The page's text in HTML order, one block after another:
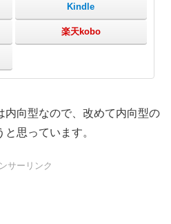
Kindle
楽天kobo
内向型なので、改めて内向型の
思っています。
サーリンク